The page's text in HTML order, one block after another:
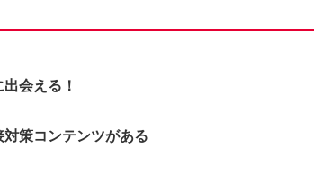
会える！
策コンテンツがある